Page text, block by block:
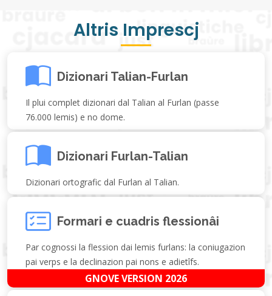
Altris Imprescj
Dizionari Talian-Furlan
Il plui complet dizionari dal Talian al Furlan (passe
76.000 lemis) e no dome.
Dizionari Furlan-Talian
Dizionari ortografic dal Furlan al Talian.
Formari e cuadris flessionâi
Par cognossi la flession dai lemis furlans: la coniugazion
pai verps e la declinazion pai nons e adietîfs.
GNOVE VERSION 2026